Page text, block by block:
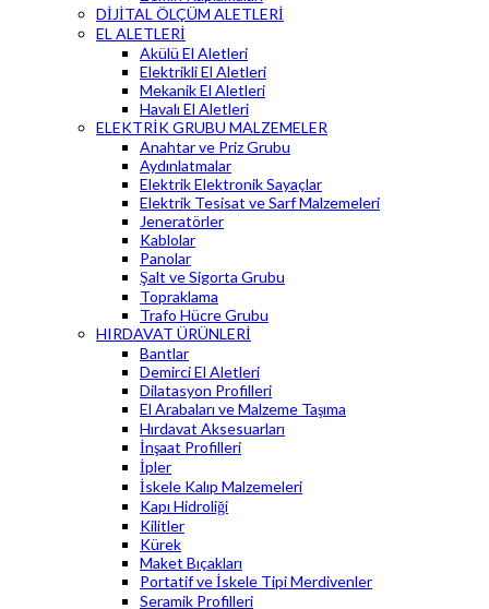
DİJİTAL ÖLÇÜM ALETLERİ
EL ALETLERİ
Akülü El Aletleri
Elektrikli El Aletleri
Mekanik El Aletleri
Havalı El Aletleri
ELEKTRİK GRUBU MALZEMELER
Anahtar ve Priz Grubu
Aydınlatmalar
Elektrik Elektronik Sayaçlar
Elektrik Tesisat ve Sarf Malzemeleri
Jeneratörler
Kablolar
Panolar
Şalt ve Sigorta Grubu
Topraklama
Trafo Hücre Grubu
HIRDAVAT ÜRÜNLERİ
Bantlar
Demirci El Aletleri
Dilatasyon Profilleri
El Arabaları ve Malzeme Taşıma
Hırdavat Aksesuarları
İnşaat Profilleri
İpler
İskele Kalıp Malzemeleri
Kapı Hidroliği
Kilitler
Kürek
Maket Bıçakları
Portatif ve İskele Tipi Merdivenler
Seramik Profilleri